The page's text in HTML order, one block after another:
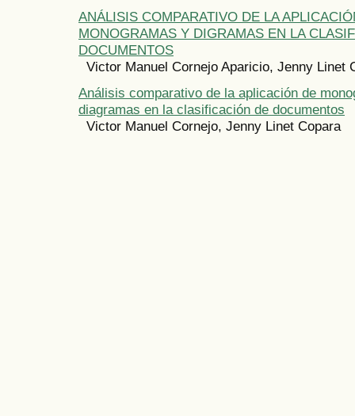
ANÁLISIS COMPARATIVO DE LA
MONOGRAMAS Y DIGRAMAS EN LA
DOCUMENTOS
Victor Manuel Cornejo Aparicio, Jenny Linet
Análisis comparativo de la aplicación de
diagramas en la clasificación de documentos
Victor Manuel Cornejo, Jenny Linet Copara